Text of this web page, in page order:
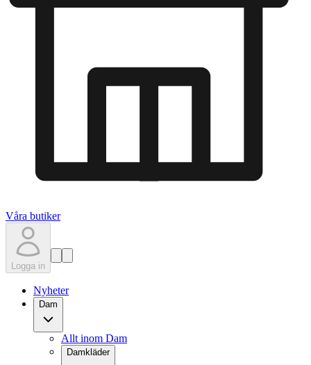
Våra butiker
Logga in
Nyheter
Dam
Allt inom Dam
Damkläder